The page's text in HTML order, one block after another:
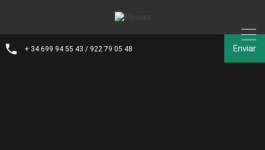
+ 34 699 94 55 43 / 922 79 05 48 Enviar